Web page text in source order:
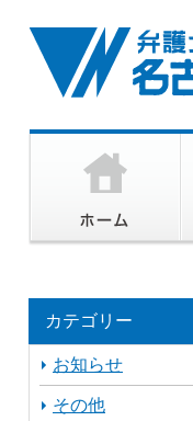
カテゴリー
お知らせ
その他